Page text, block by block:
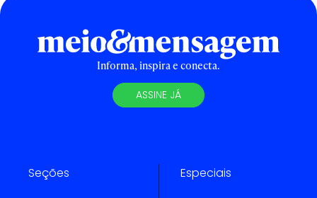
Informa, inspira e conecta.
ASSINE JÁ
Seções Especiais